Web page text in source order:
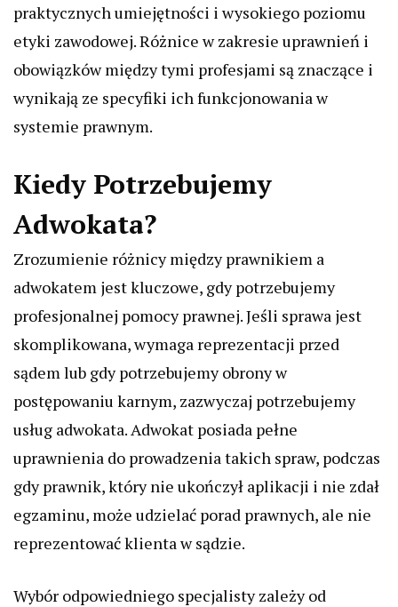
praktycznych umiejętności i wysokiego poziomu
etyki zawodowej. Różnice w zakresie uprawnień i
obowiązków między tymi profesjami są znaczące i
wynikają ze specyfiki ich funkcjonowania w
systemie prawnym.
Kiedy Potrzebujemy
Adwokata?
Zrozumienie różnicy między prawnikiem a
adwokatem jest kluczowe, gdy potrzebujemy
profesjonalnej pomocy prawnej. Jeśli sprawa jest
skomplikowana, wymaga reprezentacji przed
sądem lub gdy potrzebujemy obrony w
postępowaniu karnym, zazwyczaj potrzebujemy
usług adwokata. Adwokat posiada pełne
uprawnienia do prowadzenia takich spraw, podczas
gdy prawnik, który nie ukończył aplikacji i nie zdał
egzaminu, może udzielać porad prawnych, ale nie
reprezentować klienta w sądzie.
Wybór odpowiedniego specjalisty zależy od